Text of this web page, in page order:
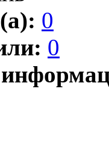
0
0